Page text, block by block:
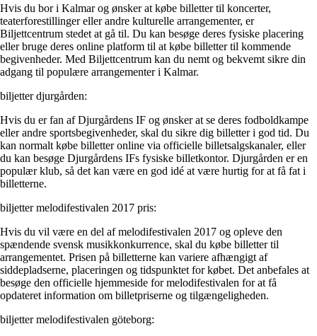
Hvis du bor i Kalmar og ønsker at købe billetter til koncerter,
teaterforestillinger eller andre kulturelle arrangementer, er
Biljettcentrum stedet at gå til. Du kan besøge deres fysiske placering
eller bruge deres online platform til at købe billetter til kommende
begivenheder. Med Biljettcentrum kan du nemt og bekvemt sikre din
adgang til populære arrangementer i Kalmar.
biljetter djurgården:
Hvis du er fan af Djurgårdens IF og ønsker at se deres fodboldkampe
eller andre sportsbegivenheder, skal du sikre dig billetter i god tid. Du
kan normalt købe billetter online via officielle billetsalgskanaler, eller
du kan besøge Djurgårdens IFs fysiske billetkontor. Djurgården er en
populær klub, så det kan være en god idé at være hurtig for at få fat i
billetterne.
biljetter melodifestivalen 2017 pris:
Hvis du vil være en del af melodifestivalen 2017 og opleve den
spændende svensk musikkonkurrence, skal du købe billetter til
arrangementet. Prisen på billetterne kan variere afhængigt af
siddepladserne, placeringen og tidspunktet for købet. Det anbefales at
besøge den officielle hjemmeside for melodifestivalen for at få
opdateret information om billetpriserne og tilgængeligheden.
biljetter melodifestivalen göteborg: